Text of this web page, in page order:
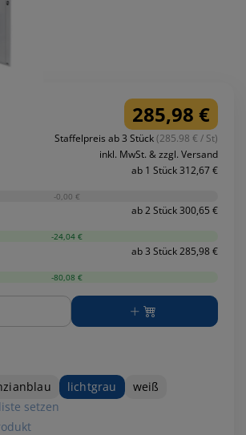
285,98 €
Staffelpreis ab 3 Stück(285.98 € / St)
inkl. MwSt. & zzgl. Versand
ab 1 Stück 312,67 €
-0,00 €
ab 2 Stück 300,65 €
-24,04 €
ab 3 Stück 285,98 €
-80,08 €
lichtgrau
weiß
setzen